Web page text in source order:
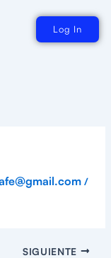
Log In
/
SIGUIENTE